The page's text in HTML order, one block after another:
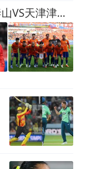
今晚！中超战3场，山东泰山VS天津津门虎，CCTV16直播上海海港PK重庆铜梁龙